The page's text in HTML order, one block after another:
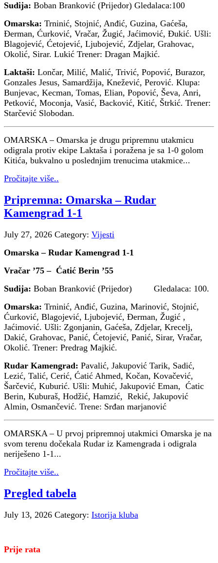
Sudija: Boban Branković (Prijedor) Gledalaca:100
Omarska: Trninić, Stojnić, Anđić, Guzina, Gaćeša,
Đerman, Ćurković, Vračar, Žugić, Jaćimović, Ðukić. Ušli:
Blagojević, Ćetojević, Ljubojević, Zdjelar, Grahovac,
Okolić, Sirar. Lukić Trener: Dragan Majkić.
Laktaši: Lončar, Milić, Malić, Trivić, Popović, Burazor,
Gonzales Jesus, Samardžija, Knežević, Perović. Klupa:
Bunjevac, Kecman, Tomas, Elian, Popović, Ševa, Anri,
Petković, Moconja, Vasić, Backović, Kitić, Štrkić. Trener:
Starčević Slobodan.
OMARSKA – Omarska je drugu pripremnu utakmicu
odigrala protiv ekipe Laktaša i poražena je sa 1-0 golom
Kitića, bukvalno u poslednjim trenucima utakmice...
Pročitajte više..
Pripremna: Omarska – Rudar
Kamengrad 1-1
July 27, 2026 Category: Vijesti
Omarska – Rudar Kamengrad 1-1
Vračar ’75 – Ćatić Berin ’55
Sudija: Boban Branković (Prijedor) Gledalaca: 100.
Omarska: Trninić, Anđić, Guzina, Marinović, Stojnić,
Ćurković, Blagojević, Ljubojević, Đerman, Žugić ,
Jaćimović. Ušli: Zgonjanin, Gaćeša, Zdjelar, Krecelj,
Dakić, Grahovac, Panić, Ćetojević, Panić, Sirar, Vračar,
Okolić. Trener: Predrag Majkić.
Rudar Kamengrad: Pavalić, Jakupović Tarik, Sadić,
Lezić, Talić, Cerić, Ćatić Ahmed, Kočan, Kovačević,
Šarčević, Kuburić. Ušli: Muhić, Jakupović Eman, Ćatic
Berin, Kuburaš, Hodžić, Hamzić, Rekić, Jakupović
Almin, Osmančević. Trene: Srđan marjanović
OMARSKA – U prvoj pripremnoj utakmici Omarska je na
svom terenu dočekala Rudar iz Kamengrada i odigrala
neriješeno 1-1...
Pročitajte više..
Pregled tabela
July 13, 2026 Category: Istorija kluba
Prije rata